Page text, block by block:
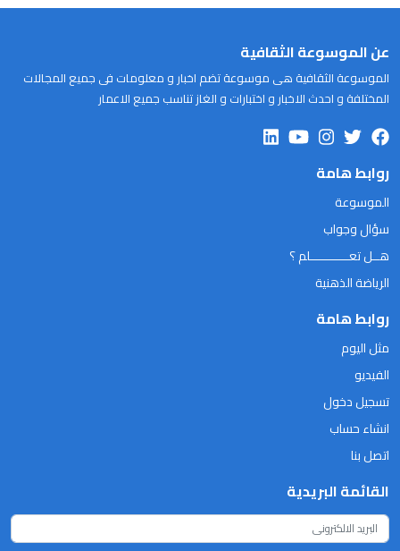
عن الموسوعة الثقافية
الموسوعة الثقافية هى موسوعة تضم اخبار و معلومات فى جميع المجالات
المختلفة و احدث الاخبار و اختبارات و الغاز تناسب جميع الاعمار
روابط هامة
الموسوعة
سؤال وجواب
هــل تعـــــــــــلم ؟
الرياضة الذهنية
روابط هامة
مثل اليوم
الفيديو
تسجيل دخول
انشاء حساب
اتصل بنا
القائمة البريدية